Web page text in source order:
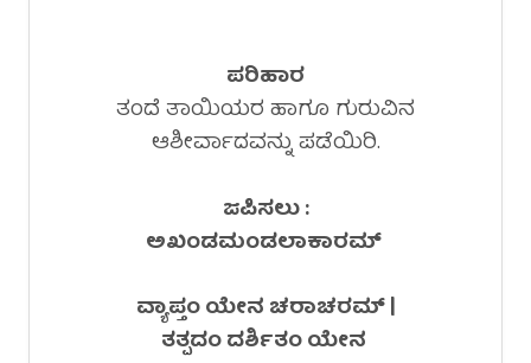
ಪರಿಹಾರ
ತಂದೆ ತಾಯಿಯರ ಹಾಗೂ ಗುರುವಿನ
ಆಶೀರ್ವಾದವನ್ನು ಪಡೆಯಿರಿ.
ಜಪಿಸಲು :
ಅಖಂಡಮಂಡಲಾಕಾರಮ್
ವ್ಯಾಪ್ತಂ ಯೇನ ಚರಾಚರಮ್ |
ತತ್ಪದಂ ದರ್ಶಿತಂ ಯೇನ